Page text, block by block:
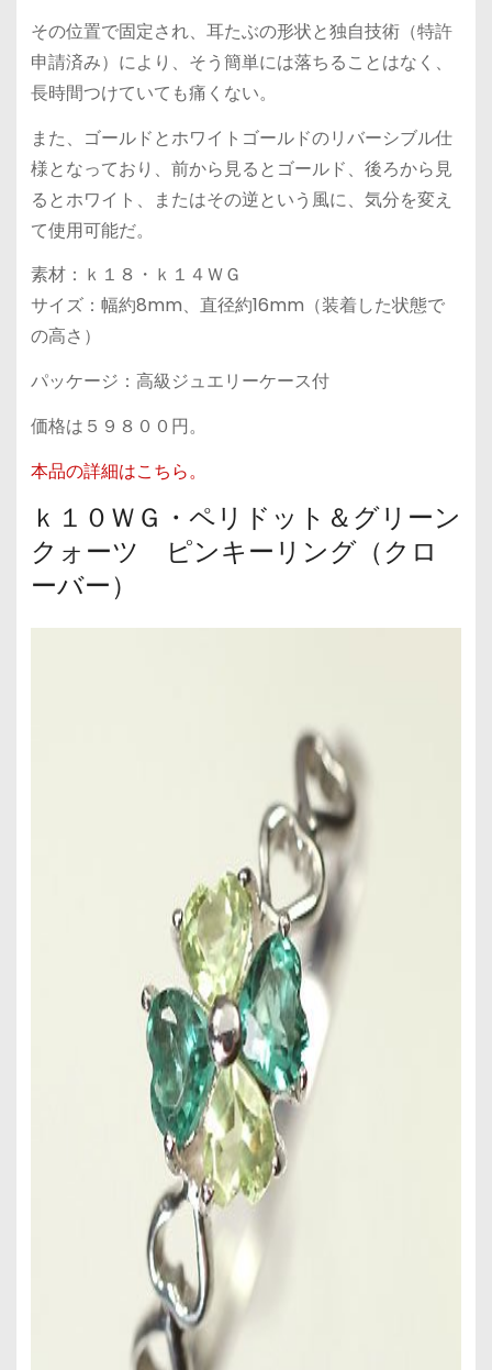
その位置で固定され、耳たぶの形状と独自技術（特許
申請済み）により、そう簡単には落ちることはなく、
長時間つけていても痛くない。
また、ゴールドとホワイトゴールドのリバーシブル仕
様となっており、前から見るとゴールド、後ろから見
るとホワイト、またはその逆という風に、気分を変え
て使用可能だ。
素材：ｋ１８・ｋ１４ＷＧ
サイズ：幅約8mm、直径約16mm（装着した状態で
の高さ）
パッケージ：高級ジュエリーケース付
価格は５９８００円。
本品の詳細はこちら。
ｋ１０ＷＧ・ペリドット＆グリーン
クォーツ ピンキーリング（クロ
ーバー）